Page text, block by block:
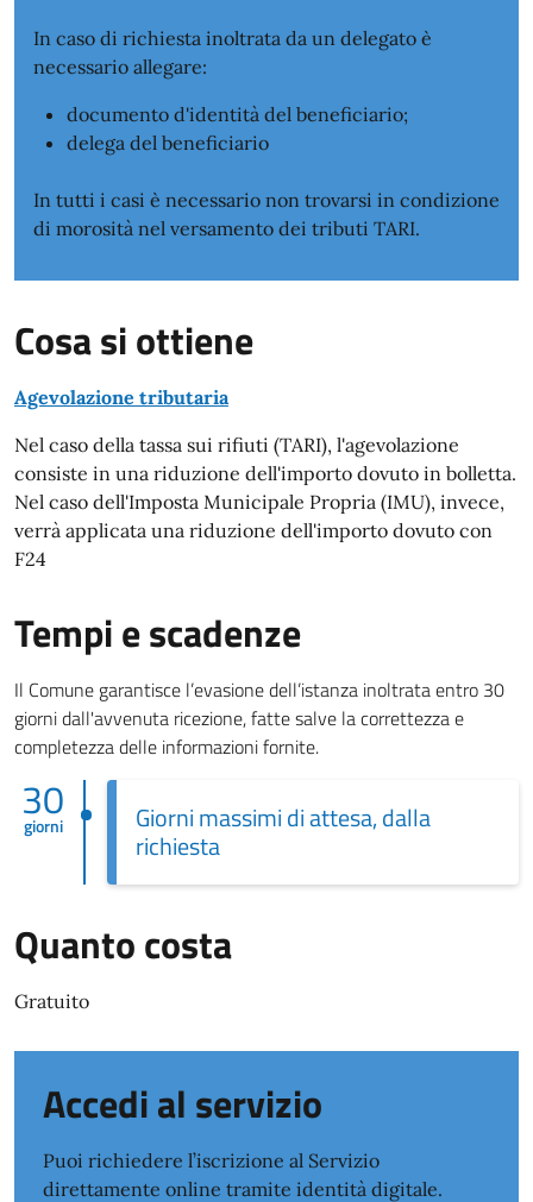
In caso di richiesta inoltrata da un delegato è
necessario allegare:
documento d'identità del beneficiario;
delega del beneficiario
In tutti i casi è necessario non trovarsi in condizione
di morosità nel versamento dei tributi TARI.
Cosa si ottiene
Agevolazione tributaria
Nel caso della tassa sui rifiuti (TARI), l'agevolazione
consiste in una riduzione dell'importo dovuto in bolletta.
Nel caso dell'Imposta Municipale Propria (IMU), invece,
verrà applicata una riduzione dell'importo dovuto con
F24
Tempi e scadenze
Il Comune garantisce l’evasione dell’istanza inoltrata entro 30
giorni dall'avvenuta ricezione, fatte salve la correttezza e
completezza delle informazioni fornite.
30
giorni Giorni massimi di attesa, dalla
richiesta
Quanto costa
Gratuito
Accedi al servizio
Puoi richiedere l’iscrizione al Servizio
direttamente online tramite identità digitale.